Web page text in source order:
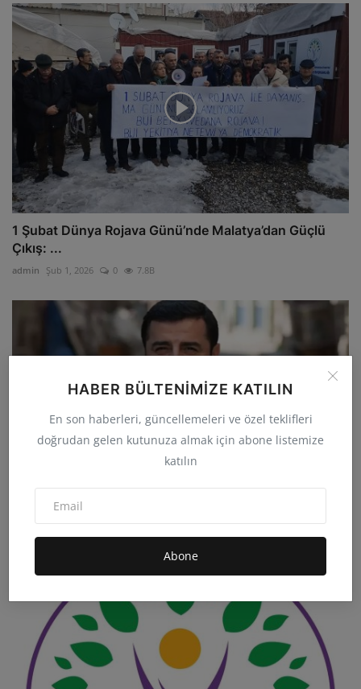
HABER BÜLTENIMIZE KATILIN
En son haberleri, güncellemeleri ve özel teklifleri
doğrudan gelen kutunuza almak için abone listemize
katılın
Abone
1 Şubat Dünya Rojava Günü’nde Malatya’dan Güçlü
Çıkış: ...
admin Şub 1, 2026 0 7.8B
AİHM Demirtaş kararını kesinleştirdi “Kardeşlik hukuku